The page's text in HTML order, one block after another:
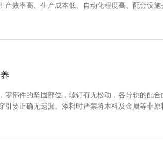
产效率高、生产成本低、自动化程度高、配套设施
零部件的坚固部位，螺钉有无松动，各导轨的配
引要正确无遗漏。添料时严禁将木料及金属等非